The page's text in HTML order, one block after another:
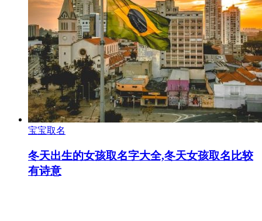
宝宝取名
冬天出生的女孩取名字大全,冬天女孩取名比较
有诗意